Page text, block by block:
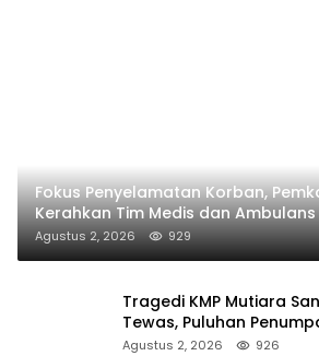
Fokus Penyelamatan Korban,
Kerahkan Tim Medis dan
Kalianget
Agustus 2, 2026 929
Tragedi KMP Mutiara
Tewas, Puluhan
Pencarian
Agustus 2, 2026 926